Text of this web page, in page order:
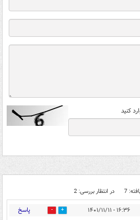
کنید
7 در انتظار بررسی: 2
۱۶:۳۶ - ۱۴۰۱/۱۱/۱۱ 6 پاسخ